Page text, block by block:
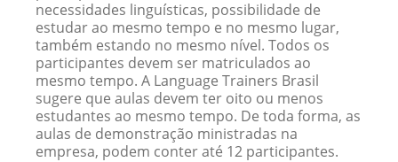
necessidades linguísticas, possibilidade de
estudar ao mesmo tempo e no mesmo lugar,
também estando no mesmo nível. Todos os
participantes devem ser matriculados ao
mesmo tempo. A Language Trainers Brasil
sugere que aulas devem ter oito ou menos
estudantes ao mesmo tempo. De toda forma, as
aulas de demonstração ministradas na
empresa, podem conter até 12 participantes.